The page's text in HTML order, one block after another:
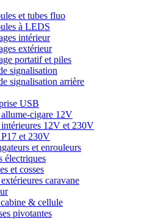
et tubes fluo
à LEDS
intérieur
extérieur
portatif et piles
signalisation
signalisation arrière
USB
allume-cigare 12V
intérieures 12V et 230V
P17 et 230V
et enrouleurs
électriques
et cosses
caravane
& cellule
pivotantes